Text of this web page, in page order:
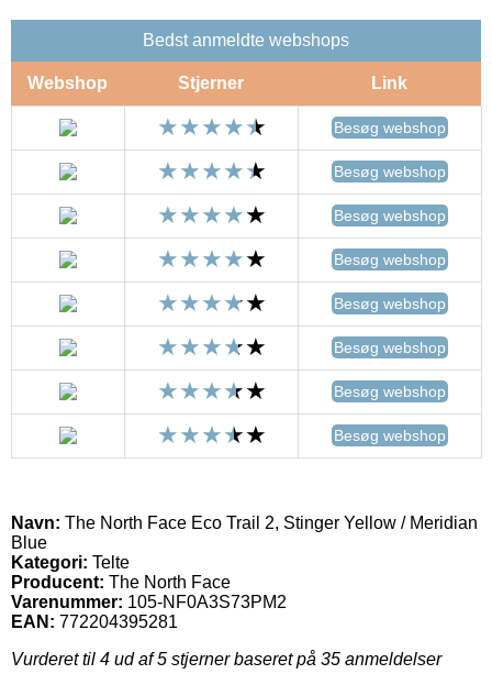
Bedst anmeldte webshops
Webshop Stjerner Link
Besøg webshop
Besøg webshop
Besøg webshop
Besøg webshop
Besøg webshop
Besøg webshop
Besøg webshop
Besøg webshop
Navn: The North Face Eco Trail 2, Stinger Yellow / Meridian
Blue
Kategori: Telte
Producent: The North Face
Varenummer: 105-NF0A3S73PM2
EAN: 772204395281
Vurderet til 4 ud af 5 stjerner baseret på 35 anmeldelser